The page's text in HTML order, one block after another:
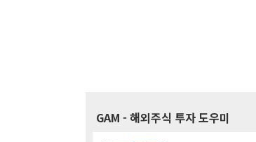
GAM - 해외주식 투자 도우미